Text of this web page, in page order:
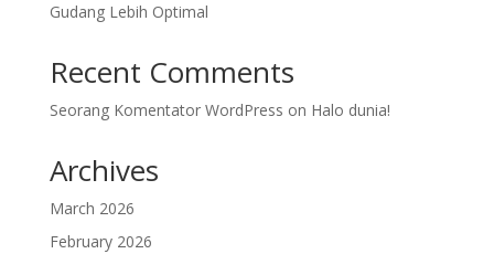
Gudang Lebih Optimal
Recent Comments
Seorang Komentator WordPress on Halo dunia!
Archives
March 2026
February 2026